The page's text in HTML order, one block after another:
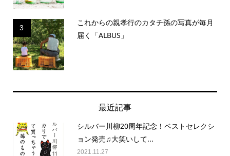
3
これからの親孝行のカタチ孫の写真が毎月
届く「ALBUS」
最近記事
シルバー川柳20周年記念！ベストセレクシ
ョン発売♫大笑いして...
2021.11.27